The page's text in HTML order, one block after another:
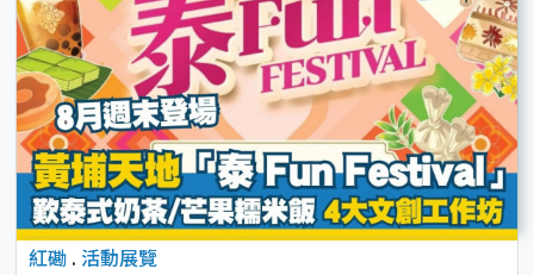
紅磡 . 活動展覽